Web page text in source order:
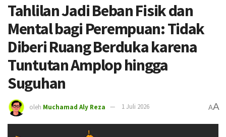
Tahlilan Jadi Beban Fisik dan
Mental bagi Perempuan: Tidak
Diberi Ruang Berduka karena
Tuntutan Amplop hingga
Suguhan
oleh Muchamad Aly Reza 1 Juli 2026 AA